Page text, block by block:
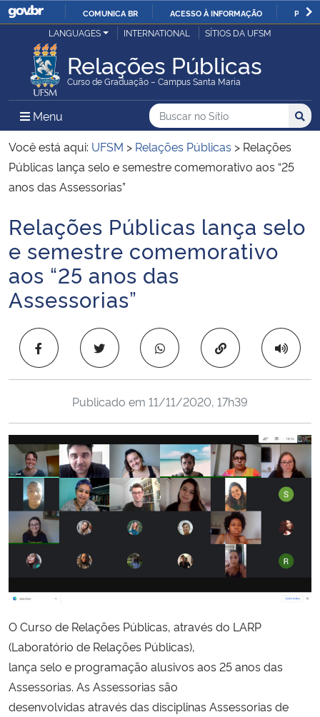
IR
O
COMUNICA BR ACESSO À INFORMAÇÃO
Ministério da Justiça e Segurança Pública
Ministério da Defesa
Ministério das Relações Exteriores
Ministério da Economia
Ministério da Infraestrutura
Ministério da Agricultura, Pecuária e Abastecimento
Ministério da Educação
Ministério da Cidadania
Ministério da Saúde
Ministério de Minas e Energia
Ministério da Ciência, Tecnologia, Inovações e Comunicações
Ministério do Meio Ambiente
Ministério do Turismo
Ministério do Desenvolvimento Regional
Controladoria-Geral da União
Ministério da Mulher, da Família e dos Direitos Humanos
Secretaria-Geral
Secretaria de Governo
LANGUAGES INTERNATIONAL SÍTIOS DA UFSM
Relações Públicas
Curso de Graduação – Campus Santa Maria
Menu Menu Principal do Sítio
Busca
Buscar no no Sítio
Busca:
Você está aqui: UFSM > Relações Públicas > Relações
Públicas lança selo e semestre comemorativo aos “25
anos das Assessorias”
Início do conteúdo
Relações Públicas lança selo
e semestre comemorativo
aos “25 anos das
Assessorias”
Copiar para área
Publicado em 11/11/2020, 17h39
O Curso de Relações Públicas, através do LARP
(Laboratório de Relações Públicas),
lança selo e programação alusivos aos 25 anos das
Assessorias. As Assessorias são
desenvolvidas através das disciplinas Assessorias de